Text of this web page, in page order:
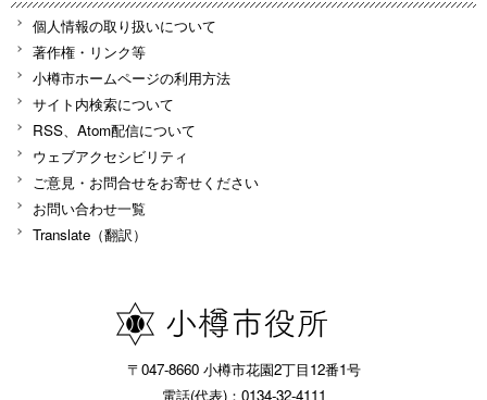
個人情報の取り扱いについて
著作権・リンク等
小樽市ホームページの利用方法
サイト内検索について
RSS、Atom配信について
ウェブアクセシビリティ
ご意見・お問合せをお寄せください
お問い合わせ一覧
Translate（翻訳）
〒047-8660 小樽市花園2丁目12番1号
電話(代表)：0134-32-4111